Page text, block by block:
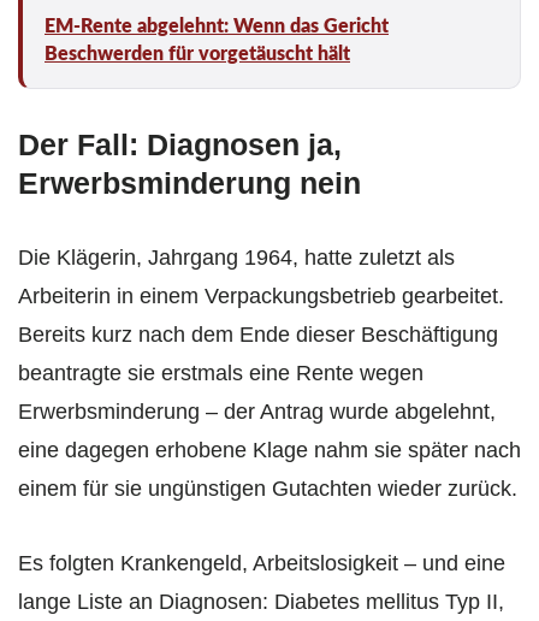
EM-Rente abgelehnt: Wenn das Gericht
Beschwerden für vorgetäuscht hält
Der Fall: Diagnosen ja,
Erwerbsminderung nein
Die Klägerin, Jahrgang 1964, hatte zuletzt als
Arbeiterin in einem Verpackungsbetrieb gearbeitet.
Bereits kurz nach dem Ende dieser Beschäftigung
beantragte sie erstmals eine Rente wegen
Erwerbsminderung – der Antrag wurde abgelehnt,
eine dagegen erhobene Klage nahm sie später nach
einem für sie ungünstigen Gutachten wieder zurück.
Es folgten Krankengeld, Arbeitslosigkeit – und eine
lange Liste an Diagnosen: Diabetes mellitus Typ II,